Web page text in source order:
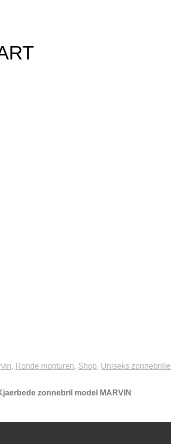
, Ronde monturen, Shop, Uniseks
zonnebril model MARVIN